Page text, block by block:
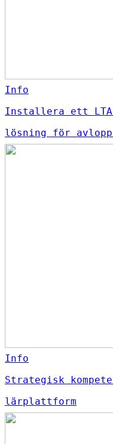
Info
Installera ett
lösning för
Info
Strategisk
lärplattform